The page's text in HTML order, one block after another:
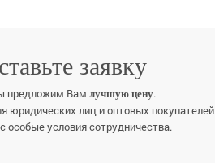
заявку
предложим Вам лучшую цену.
юридических лиц и оптовых покупателей
особые условия сотрудничества.